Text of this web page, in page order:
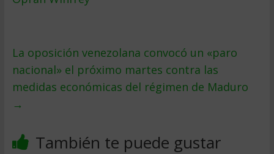
La oposición venezolana convocó un «paro
nacional» el próximo martes contra las
medidas económicas del régimen de Maduro
→
También te puede gustar